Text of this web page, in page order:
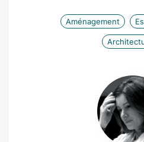
Aménagement